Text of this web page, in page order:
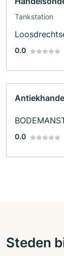
Tankstation
0.0
0.0
Steden